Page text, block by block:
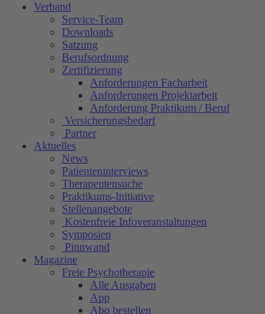
Verband
Service-Team
Downloads
Satzung
Berufsordnung
Zertifizierung
Anforderungen Facharbeit
Anforderungen Projektarbeit
Anforderung Praktikum / Beruf
Versicherungsbedarf
Partner
Aktuelles
News
Patienteninterviews
Therapeutensuche
Praktikums-Initiative
Stellenangebote
Kostenfreie Infoveranstaltungen
Symposien
Pinnwand
Magazine
Freie Psychotherapie
Alle Ausgaben
App
Abo bestellen